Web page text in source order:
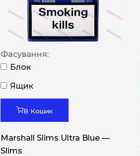
Фасування:
Блок
Ящик
В Кошик
Marshall Slims Ultra Blue —
Slims